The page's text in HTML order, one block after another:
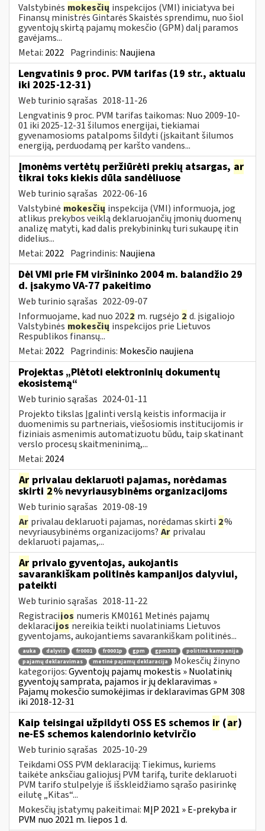
Valstybinės mokesčių inspekcijos (VMI) iniciatyva bei
Finansų ministrės Gintarės Skaistės sprendimu, nuo šiol
gyventojų skirtą pajamų mokesčio (GPM) dalį paramos
gavėjams...
Metai: 2022 Pagrindinis: Naujiena
Lengvatinis 9 proc. PVM tarifas (19 str., aktualu
iki 2025-12-31)
Web turinio sąrašas 2018-11-26
Lengvatinis 9 proc. PVM tarifas taikomas: Nuo 2009-10-
01 iki 2025-12-31 šilumos energijai, tiekiamai
gyvenamosioms patalpoms šildyti (įskaitant šilumos
energiją, perduodamą per karšto vandens...
Įmonėms vertėtų peržiūrėti prekių atsargas, ar
tikrai toks kiekis dūla sandėliuose
Web turinio sąrašas 2022-06-16
Valstybinė mokesčių inspekcija (VMI) informuoja, jog
atlikus prekybos veiklą deklaruojančių įmonių duomenų
analizę matyti, kad dalis prekybininkų turi sukaupę itin
didelius...
Metai: 2022 Pagrindinis: Naujiena
Dėl VMI prie FM viršininko 2004 m. balandžio 29
d. įsakymo VA-77 pakeitimo
Web turinio sąrašas 2022-09-07
Informuojame, kad nuo 2022 m. rugsėjo 2 d. įsigaliojo
Valstybinės mokesčių inspekcijos prie Lietuvos
Respublikos finansų...
Metai: 2022 Pagrindinis: Mokesčio naujiena
Projektas „Plėtoti elektroninių dokumentų
ekosistemą“
Web turinio sąrašas 2024-01-11
Projekto tikslas Įgalinti verslą keistis informacija ir
duomenimis su partneriais, viešosiomis institucijomis ir
fiziniais asmenimis automatizuotu būdu, taip skatinant
verslo procesų skaitmeninimą,...
Metai: 2024
Ar privalau deklaruoti pajamas, norėdamas
skirti 2% nevyriausybinėms organizacijoms
Web turinio sąrašas 2019-08-19
Ar privalau deklaruoti pajamas, norėdamas skirti 2%
nevyriausybinėms organizacijoms? Ar privalau
deklaruoti pajamas,...
Ar privalo gyventojas, aukojantis
savarankiškam politinės kampanijos dalyviui,
pateikti
Web turinio sąrašas 2018-11-22
Registracijos numeris KM0161 Metinės pajamų
deklaracijosnereikia teikti nuolatiniams Lietuvos
gyventojams, aukojantiems savarankiškam politinės...
auka dalyvis fr0001 fr0001p gpm gpm308
politinė kampanija
pajamų deklaravimas
metinė pajamų deklaracija
Mokesčių žinyno
kategorijos:Gyventojų pajamų mokestis » Nuolatinių
gyventojų samprata, pajamos ir jų deklaravimas »
Pajamų mokesčio sumokėjimas ir deklaravimas GPM 308
iki 2018-12-31
Kaip teisingai užpildyti OSS ES schemos ir (ar)
ne-ES schemos kalendorinio ketvirčio
Web turinio sąrašas 2025-10-29
Teikdami OSS PVM deklaraciją: Tiekimus, kuriems
taikėte anksčiau galiojusį PVM tarifą, turite deklaruoti
PVM tarifo stulpelyje iš išskleidžiamo sąrašo pasirinkę
eilutę „Kitas“...
Mokesčių įstatymų pakeitimai: MĮP 2021 » E-prekyba ir
PVM nuo 2021 m. liepos 1 d.